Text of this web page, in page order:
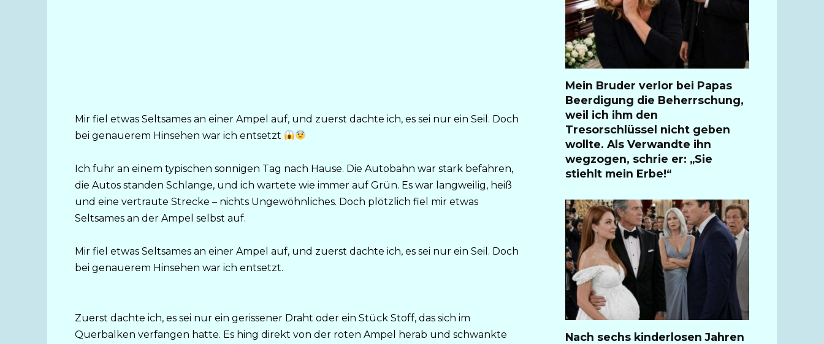
Mir fiel etwas Seltsames an einer Ampel auf, und zuerst dachte ich, es sei nur ein Seil. Doch
bei genauerem Hinsehen war ich entsetzt
Ich fuhr an einem typischen sonnigen Tag nach Hause. Die Autobahn war stark befahren,
die Autos standen Schlange, und ich wartete wie immer auf Grün. Es war langweilig, heiß
und eine vertraute Strecke – nichts Ungewöhnliches. Doch plötzlich fiel mir etwas
Seltsames an der Ampel selbst auf.
Mir fiel etwas Seltsames an einer Ampel auf, und zuerst dachte ich, es sei nur ein Seil. Doch
bei genauerem Hinsehen war ich entsetzt.
Zuerst dachte ich, es sei nur ein gerissener Draht oder ein Stück Stoff, das sich im
Querbalken verfangen hatte. Es hing direkt von der roten Ampel herab und schwankte
Mein Bruder verlor bei Papas
Beerdigung die Beherrschung,
weil ich ihm den
Tresorschlüssel nicht geben
wollte. Als Verwandte ihn
wegzogen, schrie er: „Sie
stiehlt mein Erbe!“
Nach sechs kinderlosen Jahren